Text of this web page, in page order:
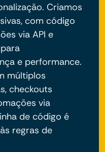
Criamos
com código
via API e
e performance.
múltiplos
checkouts
via
de código é
regras de